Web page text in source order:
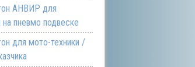
АНВИР для
на пневмо подвеске
для мото-техники /